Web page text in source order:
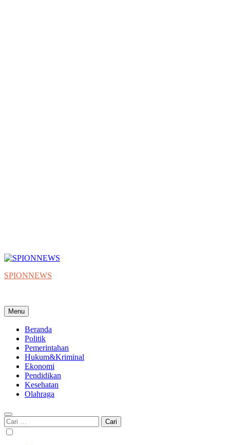
SPIONNEWS
Menu
Beranda
Politik
Pemerintahan
Hukum&Kriminal
Ekonomi
Pendidikan
Kesehatan
Olahraga
Cari
untuk: